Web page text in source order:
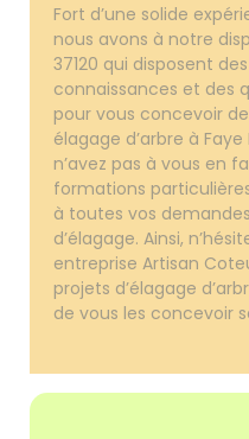
Fort d’une solide
nous avons à notre
37120 qui disposent
connaissances et des
pour vous concevoir
élagage d’arbre à Faye
n’avez pas à vous en
formations
à toutes vos
d’élagage. Ainsi,
entreprise Artisan
projets d’élagage
de vous les concevoir